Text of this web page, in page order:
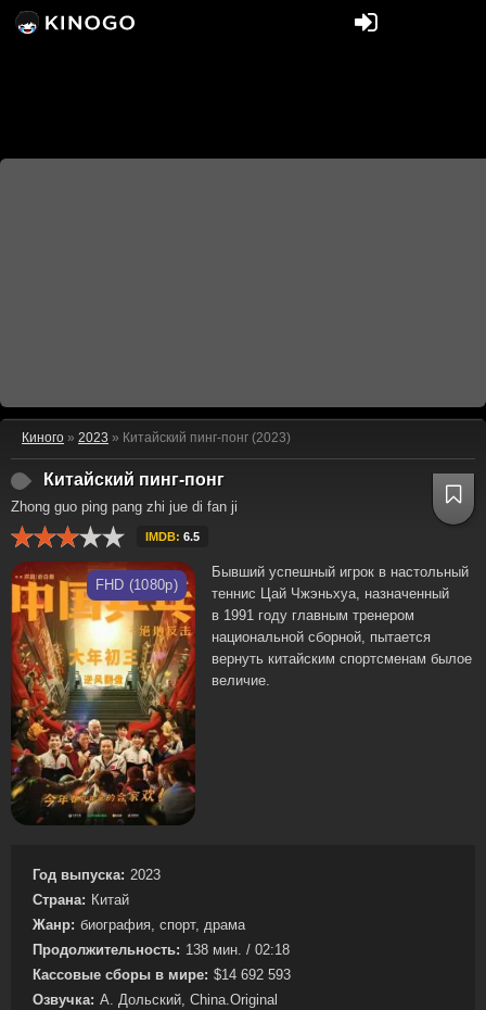
Киного » 2023 » Китайский пинг-понг (2023)
Китайский пинг-понг
Zhong guo ping pang zhi jue di fan ji
IMDB: 6.5
FHD (1080p)
Бывший успешный игрок в настольный
теннис Цай Чжэньхуа, назначенный
в 1991 году главным тренером
национальной сборной, пытается
вернуть китайским спортсменам былое
величие.
Год выпуска: 2023
Страна: Китай
Жанр: биография, спорт, драма
Продолжительность: 138 мин. / 02:18
Кассовые сборы в мире: $14 692 593
Озвучка: А. Дольский, China.Original